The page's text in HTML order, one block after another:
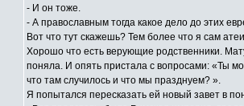
- И он тоже.
- А православным тогда какое дело до этих
Вот что тут скажешь? Тем более что я сам
Хорошо что есть верующие родственники.
поняла. И опять пристала с вопросами: «Ты
что там случилось и что мы празднуем? ».
Я попытался пересказать ей новый завет в